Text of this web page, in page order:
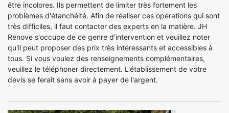
être incolores. Ils permettent de limiter très fortement les
problèmes d'étanchéité. Afin de réaliser ces opérations qui sont
très difficiles, il faut contacter des experts en la matière. JH
Renove s'occupe de ce genre d'intervention et veuillez noter
qu'il peut proposer des prix très intéressants et accessibles à
tous. Si vous voulez des renseignements complémentaires,
veuillez le téléphoner directement. L'établissement de votre
devis se ferait sans avoir à payer de l'argent.